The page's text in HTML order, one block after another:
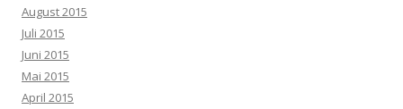
August 2015
Juli 2015
Juni 2015
Mai 2015
April 2015